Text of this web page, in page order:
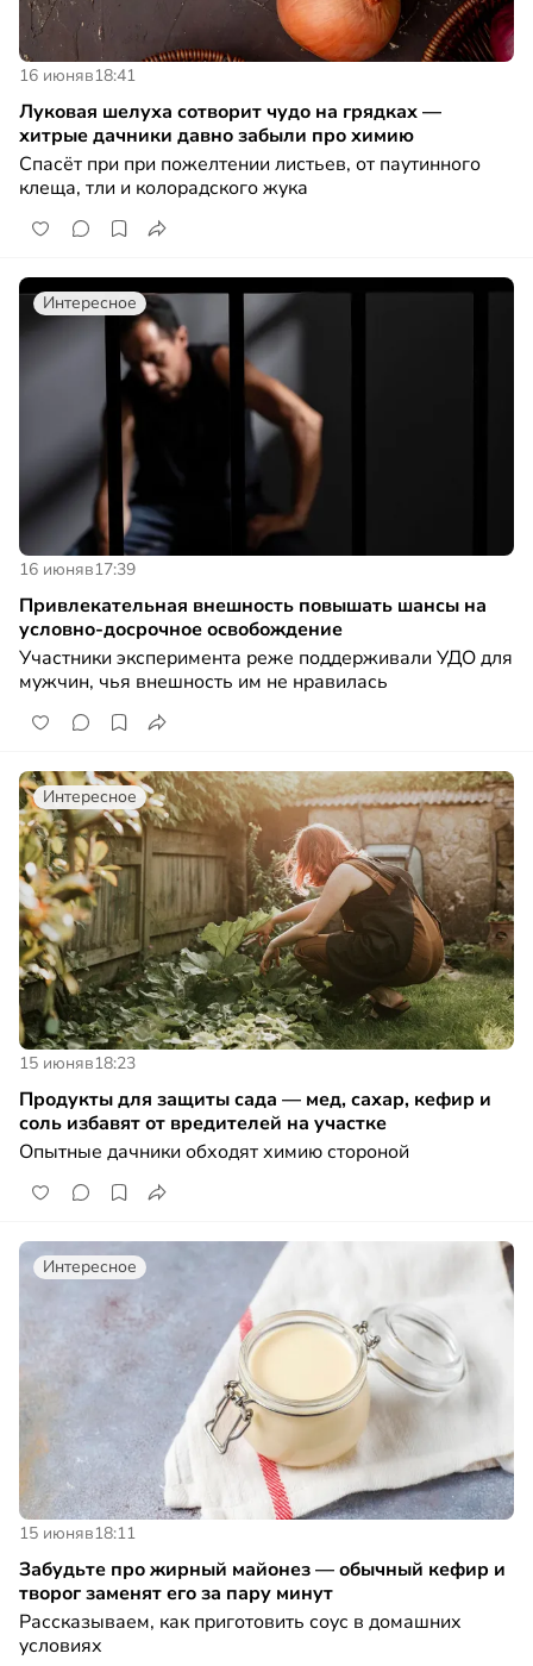
16 июняв18:41
Луковая шелуха сотворит чудо на грядках —
хитрые дачники давно забыли про химию
Спасёт при при пожелтении листьев, от паутинного
клеща, тли и колорадского жука
Интересное
16 июняв17:39
Привлекательная внешность повышать шансы на
условно-досрочное освобождение
Участники эксперимента реже поддерживали УДО для
мужчин, чья внешность им не нравилась
Интересное
15 июняв18:23
Продукты для защиты сада — мед, сахар, кефир и
соль избавят от вредителей на участке
Опытные дачники обходят химию стороной
Интересное
15 июняв18:11
Забудьте про жирный майонез — обычный кефир и
творог заменят его за пару минут
Рассказываем, как приготовить соус в домашних
условиях